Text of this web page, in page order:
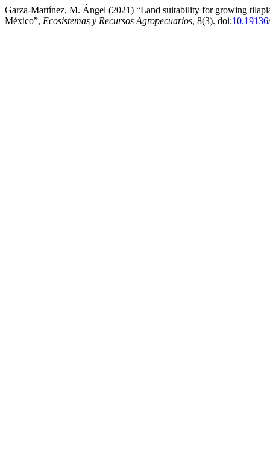
Garza-Martínez, M. Ángel (2021) “Land suitability for growing
México”, Ecosistemas y Recursos Agropecuarios, 8(3). doi: